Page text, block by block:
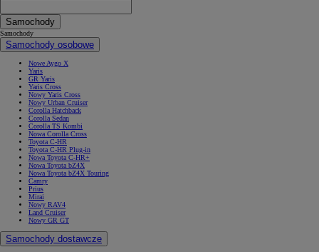
Samochody
Samochody
Samochody osobowe
Nowe Aygo X
Yaris
GR Yaris
Yaris Cross
Nowy Yaris Cross
Nowy Urban Cruiser
Corolla Hatchback
Corolla Sedan
Corolla TS Kombi
Nowa Corolla Cross
Toyota C-HR
Toyota C-HR Plug-in
Nowa Toyota C-HR+
Nowa Toyota bZ4X
Nowa Toyota bZ4X Touring
Camry
Prius
Mirai
Nowy RAV4
Land Cruiser
Nowy GR GT
Samochody dostawcze